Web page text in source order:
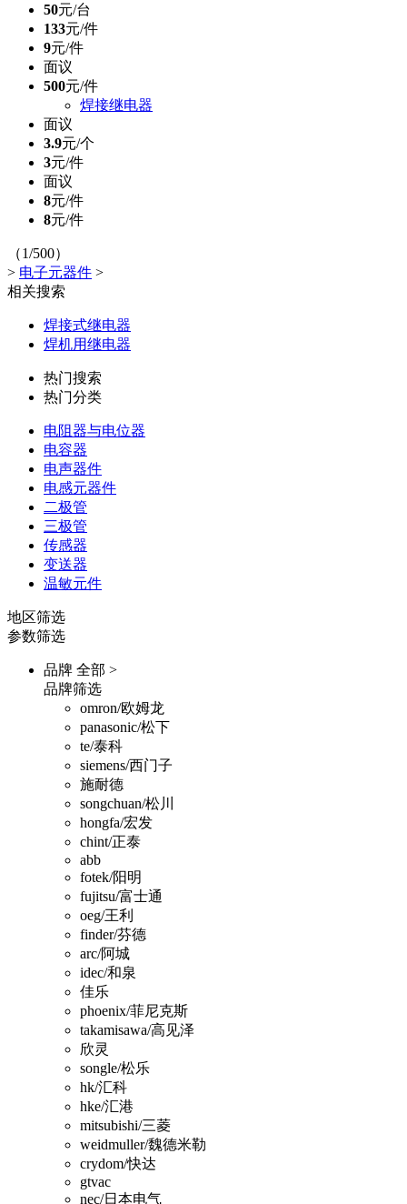
50元/台
133元/件
9元/件
面议
500元/件
焊接继电器
面议
3.9元/个
3元/件
面议
8元/件
8元/件
（1/500）
> 电子元器件 >
相关搜索
焊接式继电器
焊机用继电器
热门搜索
热门分类
电阻器与电位器
电容器
电声器件
电感元器件
二极管
三极管
传感器
变送器
温敏元件
地区筛选
参数筛选
品牌 全部 >
品牌筛选
omron/欧姆龙
panasonic/松下
te/泰科
siemens/西门子
施耐德
songchuan/松川
hongfa/宏发
chint/正泰
abb
fotek/阳明
fujitsu/富士通
oeg/王利
finder/芬德
arc/阿城
idec/和泉
佳乐
phoenix/菲尼克斯
takamisawa/高见泽
欣灵
songle/松乐
hk/汇科
hke/汇港
mitsubishi/三菱
weidmuller/魏德米勒
crydom/快达
gtvac
nec/日本电气